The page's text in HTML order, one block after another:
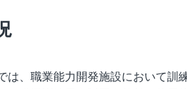
、職業能力開発施設において訓